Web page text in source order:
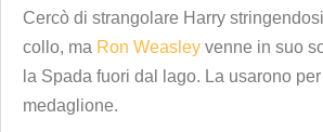
Cercò di strangolare Harry
collo, ma Ron Weasley venne in suo
la Spada fuori dal lago. La usarono
medaglione.